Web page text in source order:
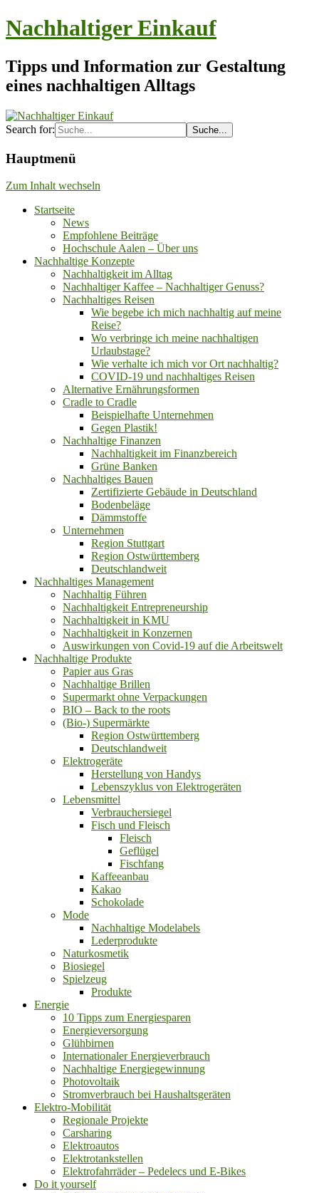
Nachhaltiger Einkauf
Tipps und Information zur Gestaltung
eines nachhaltigen Alltags
Search for:
Hauptmenü
Zum Inhalt wechseln
Startseite
News
Empfohlene Beiträge
Hochschule Aalen – Über uns
Nachhaltige Konzepte
Nachhaltigkeit im Alltag
Nachhaltiger Kaffee – Nachhaltiger Genuss?
Nachhaltiges Reisen
Wie begebe ich mich nachhaltig auf meine
Reise?
Wo verbringe ich meine nachhaltigen
Urlaubstage?
Wie verhalte ich mich vor Ort nachhaltig?
COVID-19 und nachhaltiges Reisen
Alternative Ernährungsformen
Cradle to Cradle
Beispielhafte Unternehmen
Gegen Plastik!
Nachhaltige Finanzen
Nachhaltigkeit im Finanzbereich
Grüne Banken
Nachhaltiges Bauen
Zertifizierte Gebäude in Deutschland
Bodenbeläge
Dämmstoffe
Unternehmen
Region Stuttgart
Region Ostwürttemberg
Deutschlandweit
Nachhaltiges Management
Nachhaltig Führen
Nachhaltigkeit Entrepreneurship
Nachhaltigkeit in KMU
Nachhaltigkeit in Konzernen
Auswirkungen von Covid-19 auf die Arbeitswelt
Nachhaltige Produkte
Papier aus Gras
Nachhaltige Brillen
Supermarkt ohne Verpackungen
BIO – Back to the roots
(Bio-) Supermärkte
Region Ostwürttemberg
Deutschlandweit
Elektrogeräte
Herstellung von Handys
Lebenszyklus von Elektrogeräten
Lebensmittel
Verbrauchersiegel
Fisch und Fleisch
Fleisch
Geflügel
Fischfang
Kaffeeanbau
Kakao
Schokolade
Mode
Nachhaltige Modelabels
Lederprodukte
Naturkosmetik
Biosiegel
Spielzeug
Produkte
Energie
10 Tipps zum Energiesparen
Energieversorgung
Glühbirnen
Internationaler Energieverbrauch
Nachhaltige Energiegewinnung
Photovoltaik
Stromverbrauch bei Haushaltsgeräten
Elektro-Mobilität
Regionale Projekte
Carsharing
Elektroautos
Elektrotankstellen
Elektrofahrräder – Pedelecs und E-Bikes
Do it yourself